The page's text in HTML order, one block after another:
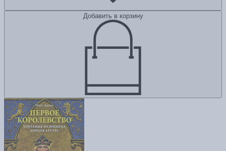
Добавить в корзину